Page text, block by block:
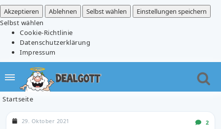
Akzeptieren
Ablehnen Selbst wählen
Einstellungen speichern
Selbst wählen
Cookie-Richtlinie
Datenschutzerklärung
Impressum
Startseite
29. Oktober 2021 2